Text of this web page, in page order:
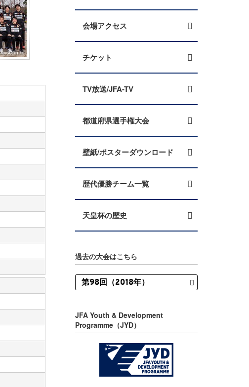
会場アクセス
チケット
TV放送/JFA-TV
都道府県選手権大会
壁紙/ポスターダウンロード
歴代優勝チーム一覧
天皇杯の歴史
過去の大会はこちら
JFA Youth & Development
Programme（JYD）